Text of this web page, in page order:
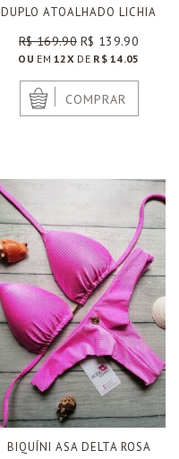
DUPLO ATOALHADO LICHIA
R$ 169.90 R$ 139.90
OU EM12X DE R$ 14.05
COMPRAR
BIQUÍNI ASA DELTA ROSA